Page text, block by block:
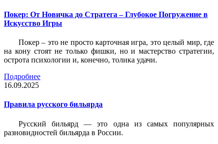
Покер: От Новичка до Стратега – Глубокое Погружение в
Искусство Игры
Покер – это не просто карточная игра, это целый мир, где
на кону стоят не только фишки, но и мастерство стратегии,
острота психологии и, конечно, толика удачи.
Подробнее
16.09.2025
Правила русского бильярда
Русский бильярд — это одна из самых популярных
разновидностей бильярда в России.